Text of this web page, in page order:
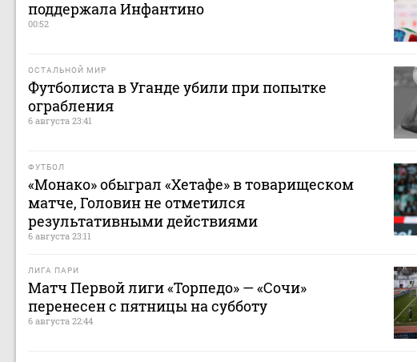
поддержала Инфантино
00:52
ОСТАЛЬНОЙ МИР
Футболиста в Уганде убили при попытке
ограбления
6 августа 23:41
ФУТБОЛ
«Монако» обыграл «Хетафе» в товарищеском
матче, Головин не отметился
результативными действиями
6 августа 23:11
ЛИГА ПАРИ
Матч Первой лиги «Торпедо» — «Сочи»
перенесен с пятницы на субботу
6 августа 22:44